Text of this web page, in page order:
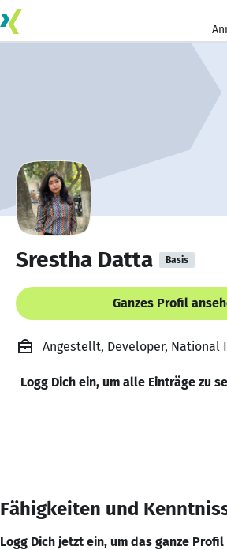
Srestha Datta Basis
Ganzes Profil
Angestellt, Developer, National
Logg Dich ein, um alle Einträge zu
Fähigkeiten und
Logg Dich jetzt ein, um das ganze Profil